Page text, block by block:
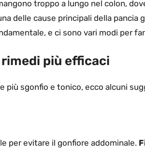
troppo a lungo nel colon,
delle cause principali della pancia
e ci sono vari modi per
più efficaci
più sgonfio e tonico, ecco alcuni
per evitare il gonfiore addominale.